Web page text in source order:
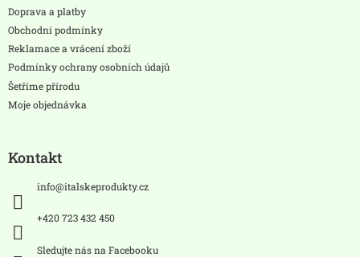
Doprava a platby
Obchodní podmínky
Reklamace a vrácení zboží
Podmínky ochrany osobních údajů
Šetříme přírodu
Moje objednávka
Kontakt
info@italskeprodukty.cz
+420 723 432 450
Sledujte nás na Facebooku